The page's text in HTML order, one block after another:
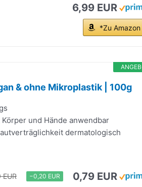
6,99 EUR
*Zu Amazon
& ohne Mikroplastik | 100g
und Hände anwendbar
dermatologisch
−0,20 EUR 0,79 EUR